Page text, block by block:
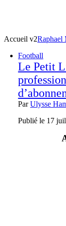
Accueil v2Raphael
Football
Le Petit
ParUlysse
Publié le 17